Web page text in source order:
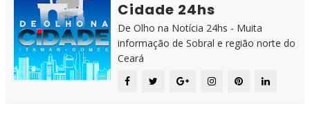
Cidade 24hs
De Olho na Notícia 24hs - Muita
informação de Sobral e região norte do
Ceará